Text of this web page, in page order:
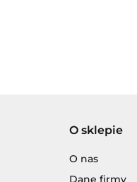
O sklepie
O nas
Dane firmy